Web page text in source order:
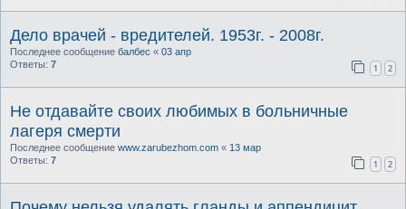
Дело врачей - вредителей. 1953г. - 2008г.
Последнее сообщение балбес « 03 апр
Ответы: 7 1 2
Не отдавайте своих любимых в больничные
лагеря смерти
Последнее сообщение www.zarubezhom.com « 13 мар
Ответы: 7 1 2